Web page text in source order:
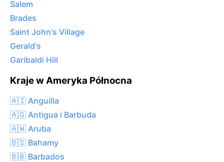
Salem
Brades
Saint John's Village
Gerald's
Garibaldi Hill
Kraje w Ameryka Północna
🇦🇮 Anguilla
🇦🇬 Antigua i Barbuda
🇦🇼 Aruba
🇧🇸 Bahamy
🇧🇧 Barbados